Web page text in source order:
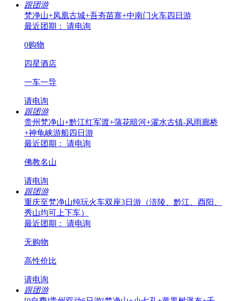
跟团游
梵净山+凤凰古城+吾夯苗寨+中南门火车四日游
最近团期： 请电询
0购物
四星酒店
一车一导
请电询
跟团游
贵州梵净山+黔江红军渡+蒲花暗河+濯水古镇-风雨廊桥
+神龟峡游船四日游
最近团期： 请电询
佛教名山
请电询
跟团游
重庆至梵净山纯玩火车双座3日游（涪陵、黔江、酉阳、
秀山均可上下车）
最近团期： 请电询
无购物
高性价比
请电询
跟团游